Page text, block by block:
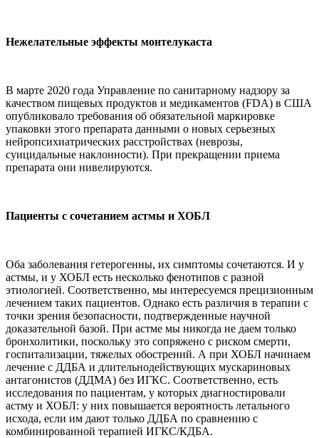
Нежелательные эффекты монтелукаста
В марте 2020 года Управление по санитарному надзору за
качеством пищевых продуктов и медикаментов (FDA) в США
опубликовало требования об обязательной маркировке
упаковки этого препарата данными о новых серьезных
нейропсихиатрических расстройствах (неврозы,
суицидальные наклонности). При прекращении приема
препарата они нивелируются.
Пациенты с сочетанием астмы и ХОБЛ
Оба заболевания гетерогенны, их симптомы сочетаются. И у
астмы, и у ХОБЛ есть несколько фенотипов с разной
этиологией. Соответственно, мы интересуемся прецизионным
лечением таких пациентов. Однако есть различия в терапии с
точки зрения безопасности, подтвержденные научной
доказательной базой. При астме мы никогда не даем только
бронхолитики, поскольку это сопряжено с риском смерти,
госпитализации, тяжелых обострений. А при ХОБЛ начинаем
лечение с ДДБА и длительнодействующих мускариновых
антагонистов (ДДМА) без ИГКС. Соответственно, есть
исследования по пациентам, у которых диагностировали
астму и ХОБЛ: у них повышается вероятность летального
исхода, если им дают только ДДБА по сравнению с
комбинированной терапией ИГКС/КДБА.